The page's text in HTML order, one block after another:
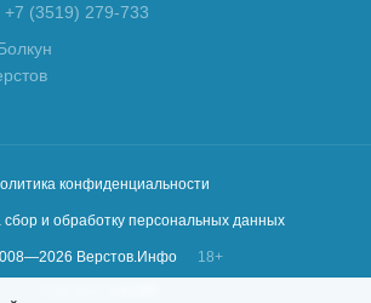
(3519) 279-733
конфиденциальности
сбор и обработку персональных данных
2026 Верстов.Инфо
18+